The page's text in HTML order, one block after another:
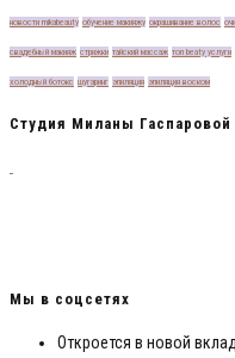
новости mikabeauty обучение макияжу окрашивание волос
свадебный макияж стрижки тайский массаж топ beaty услуги
холодный ботокс шугаринг эпиляция эпиляция воском
Студия Миланы Гаспаровой
Мы в соцсетях
Откроется в новой